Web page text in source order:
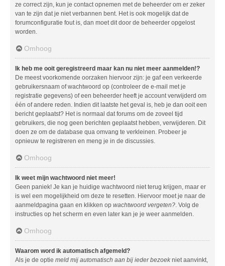
ze correct zijn, kun je contact opnemen met de beheerder om er zeker
van te zijn dat je niet verbannen bent. Het is ook mogelijk dat de
forumconfiguratie fout is, dan moet dit door de beheerder opgelost
worden.
Omhoog
Ik heb me ooit geregistreerd maar kan nu niet meer aanmelden!?
De meest voorkomende oorzaken hiervoor zijn: je gaf een verkeerde
gebruikersnaam of wachtwoord op (controleer de e-mail met je
registratie gegevens) of een beheerder heeft je account verwijderd om
één of andere reden. Indien dit laatste het geval is, heb je dan ooit een
bericht geplaatst? Het is normaal dat forums om de zoveel tijd
gebruikers, die nog geen berichten geplaatst hebben, verwijderen. Dit
doen ze om de database qua omvang te verkleinen. Probeer je
opnieuw te registreren en meng je in de discussies.
Omhoog
Ik weet mijn wachtwoord niet meer!
Geen paniek! Je kan je huidige wachtwoord niet terug krijgen, maar er
is wel een mogelijkheid om deze te resetten. Hiervoor moet je naar de
aanmeldpagina gaan en klikken op wachtwoord vergeten? . Volg de
instructies op het scherm en even later kan je je weer aanmelden.
Omhoog
Waarom word ik automatisch afgemeld?
Als je de optie meld mij automatisch aan bij ieder bezoek niet aanvinkt,